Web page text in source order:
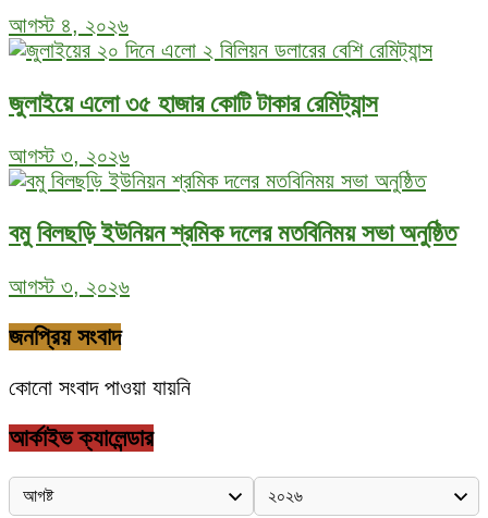
আগস্ট ৪, ২০২৬
জুলাইয়ে এলো ৩৫ হাজার কোটি টাকার রেমিট্যান্স
আগস্ট ৩, ২০২৬
বমু বিলছড়ি ইউনিয়ন শ্রমিক দলের মতবিনিময় সভা অনুষ্ঠিত
আগস্ট ৩, ২০২৬
জনপ্রিয় সংবাদ
কোনো সংবাদ পাওয়া যায়নি
আর্কাইভ ক্যালেন্ডার